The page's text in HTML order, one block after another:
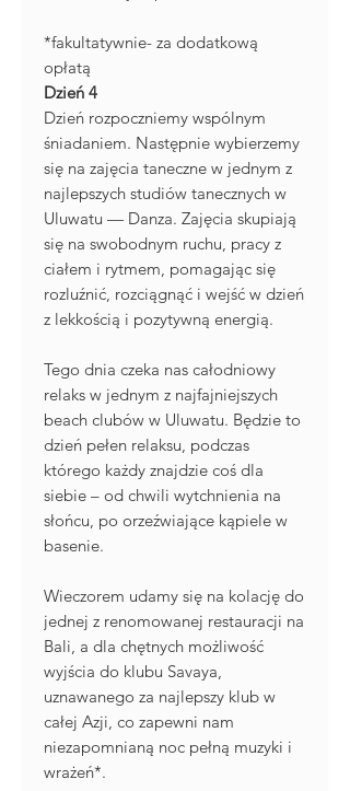
*fakultatywnie- za dodatkową
opłatą
Dzień 4
Dzień rozpoczniemy wspólnym
śniadaniem. Następnie wybierzemy
się na zajęcia taneczne w jednym z
najlepszych studiów tanecznych w
Uluwatu — Danza. Zajęcia skupiają
się na swobodnym ruchu, pracy z
ciałem i rytmem, pomagając się
rozluźnić, rozciągnąć i wejść w dzień
z lekkością i pozytywną energią.
Tego dnia czeka nas całodniowy
relaks w jednym z najfajniejszych
beach clubów w Uluwatu. Będzie to
dzień pełen relaksu, podczas
którego każdy znajdzie coś dla
siebie – od chwili wytchnienia na
słońcu, po orzeźwiające kąpiele w
basenie.
Wieczorem udamy się na kolację do
jednej z renomowanej restauracji na
Bali, a dla chętnych możliwość
wyjścia do klubu Savaya,
uznawanego za najlepszy klub w
całej Azji, co zapewni nam
niezapomnianą noc pełną muzyki i
wrażeń*.